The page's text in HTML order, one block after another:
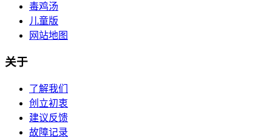
毒鸡汤
儿童版
网站地图
关于
了解我们
创立初衷
建议反馈
故障记录